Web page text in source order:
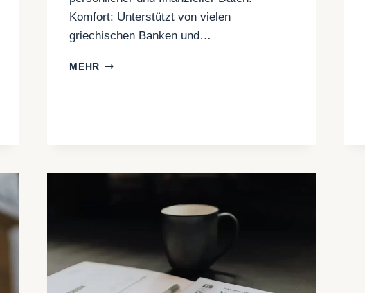
Komfort: Unterstützt von vielen
griechischen Banken und…
MEHR EFKA: